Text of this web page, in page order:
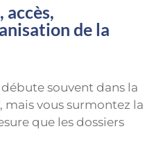
accès,
de la
souvent dans la
mais vous surmontez la
que les dossiers